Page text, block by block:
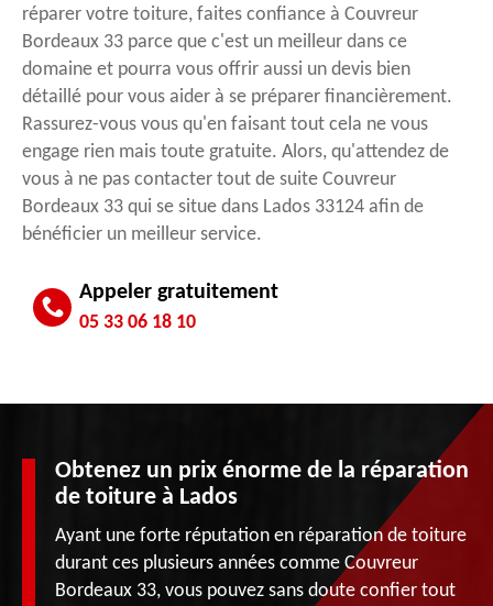
réparer votre toiture, faites confiance à Couvreur
Bordeaux 33 parce que c'est un meilleur dans ce
domaine et pourra vous offrir aussi un devis bien
détaillé pour vous aider à se préparer financièrement.
Rassurez-vous vous qu'en faisant tout cela ne vous
engage rien mais toute gratuite. Alors, qu'attendez de
vous à ne pas contacter tout de suite Couvreur
Bordeaux 33 qui se situe dans Lados 33124 afin de
bénéficier un meilleur service.
Appeler gratuitement
05 33 06 18 10
Obtenez un prix énorme de la réparation
de toiture à Lados
Ayant une forte réputation en réparation de toiture
durant ces plusieurs années comme Couvreur
Bordeaux 33, vous pouvez sans doute confier tout